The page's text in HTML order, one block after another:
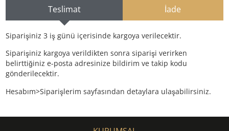
Teslimat İade
Siparişiniz 3 iş günü içerisinde kargoya verilecektir.
Siparişiniz kargoya verildikten sonra siparişi verirken
belirttiğiniz e-posta adresinize bildirim ve takip kodu
gönderilecektir.
Hesabım>Siparişlerim sayfasından detaylara ulaşabilirsiniz.